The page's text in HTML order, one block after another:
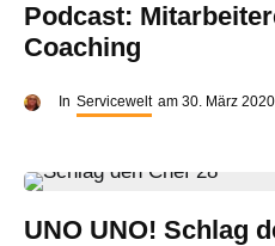
Podcast:
Coaching
In Servicewelt am 30. März 2020
UNO UNO! Schlag